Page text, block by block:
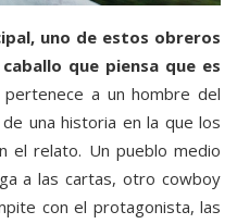
uno de estos obreros
que piensa que es
a un hombre del
una historia en la que los
el relato. Un pueblo medio
a las cartas, otro cowboy
con el protagonista, las